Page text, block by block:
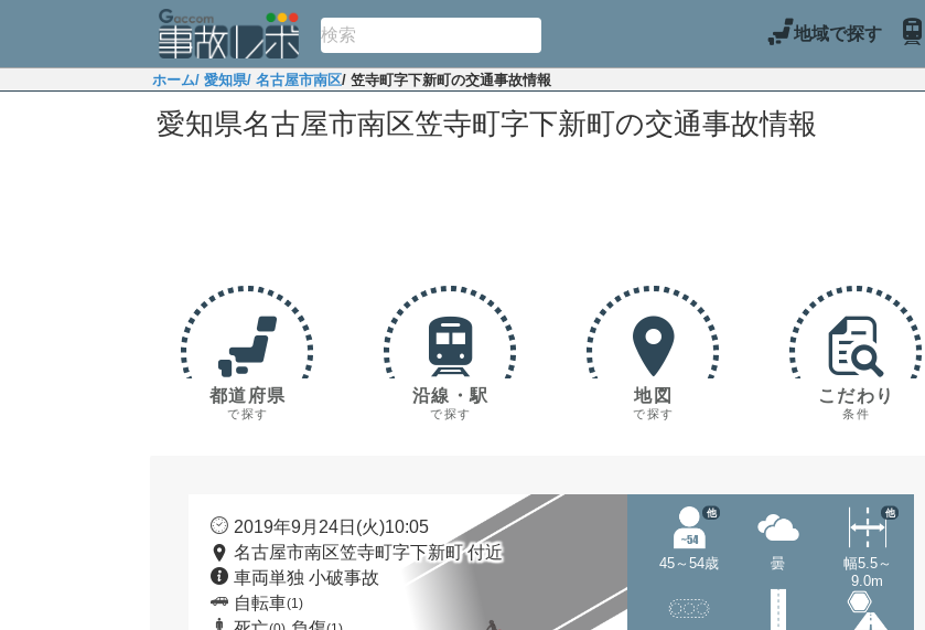
地域で探す
ホーム/ 愛知県/ 名古屋市南区/ 笠寺町字下新町の交通事故情報
愛知県名古屋市南区笠寺町字下新町の交通事故情報
都道府県
で探す
沿線・駅
で探す
地図
で探す
こだわり
条件
2019年9月24日(火)10:05
名古屋市南区笠寺町字下新町 付近
車両単独 小破事故
自転車(1)
45～54歳
他
曇
幅5.5～
9.0m
他